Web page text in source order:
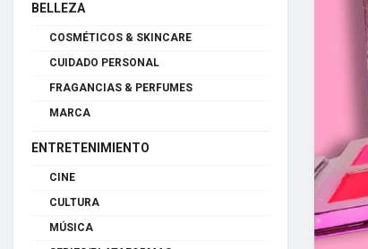
BELLEZA
COSMÉTICOS & SKINCARE
CUIDADO PERSONAL
FRAGANCIAS & PERFUMES
MARCA
ENTRETENIMIENTO
CINE
CULTURA
MÚSICA